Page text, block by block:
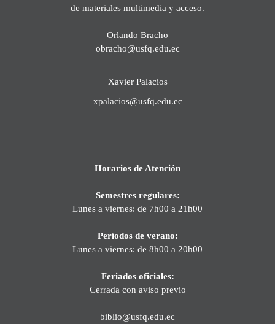
de materiales multimedia y acceso.
Orlando Bracho
obracho@usfq.edu.ec
Xavier Palacios
xpalacios@usfq.edu.ec
Horarios de Atención
Semestres regulares:
Lunes a viernes: de 7h00 a 21h00
Períodos de verano:
Lunes a viernes: de 8h00 a 20h00
Feriados oficiales:
Cerrada con aviso previo
biblio@usfq.edu.ec